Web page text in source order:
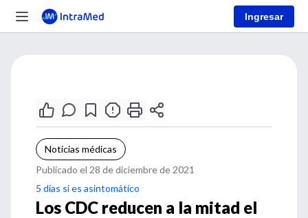
Ingresar
Noticias médicas
Publicado el 28 de diciembre de 2021
5 días si es asintomático
Los CDC reducen a la mitad el